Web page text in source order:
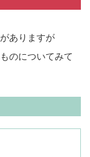
ありますが
のについてみて